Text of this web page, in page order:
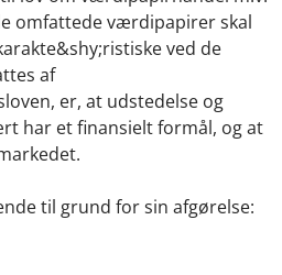
omfattede værdipapirer skal
ved de
af
er, at udstedelse og
har et finansielt formål, og at
til grund for sin afgørelse: